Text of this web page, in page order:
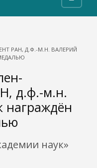
РАН, Д.Ф.-М.Н. ВАЛЕРИЙ
д.ф.-м.н.
награждён
наук»